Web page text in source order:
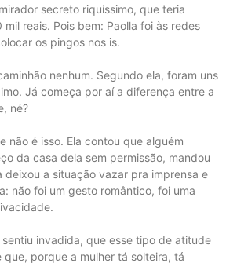
secreto riquíssimo, que teria
reais. Pois bem: Paolla foi às redes
os pingos nos is.
nenhum. Segundo ela, foram uns
Já começa por aí a diferença entre a
né?
não é isso. Ela contou que alguém
da casa dela sem permissão, mandou
deixou a situação vazar pra imprensa e
não foi um gesto romântico, foi uma
sentiu invadida, que esse tipo de atitude
que, porque a mulher tá solteira, tá